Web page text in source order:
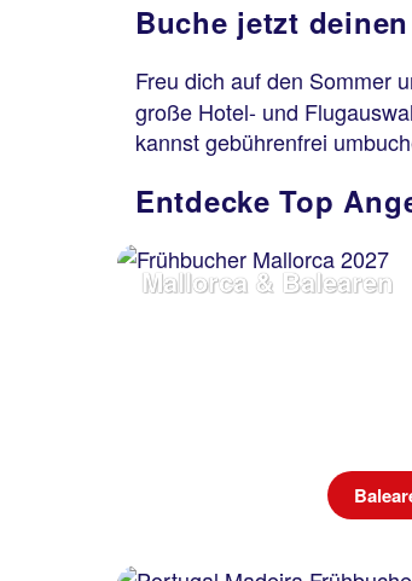
Buche jetzt
Freu dich auf den Sommer
große Hotel- und
kannst gebührenfrei
Entdecke Top
Mallorca & Balearen